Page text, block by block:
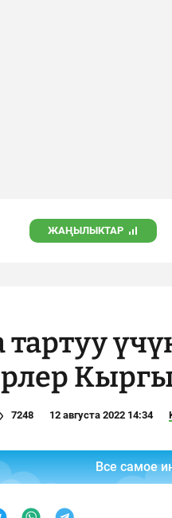
ЖАҢЫЛЫКТАР
тартуу
7248 12 августа 2022 14:34
Все самое